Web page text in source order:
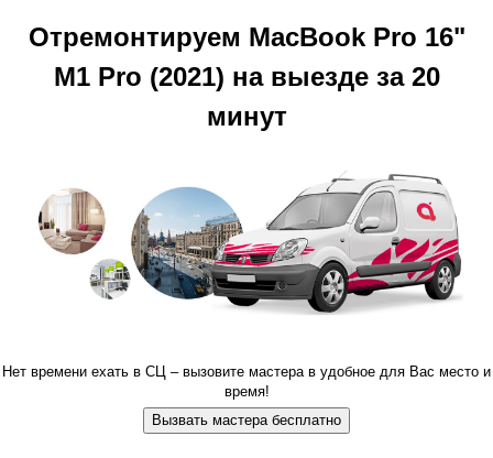
Отремонтируем MacBook Pro 16"
M1 Pro (2021) на выезде за 20
минут
Нет времени ехать в СЦ – вызовите мастера в удобное для Вас место и
время!
Вызвать мастера бесплатно